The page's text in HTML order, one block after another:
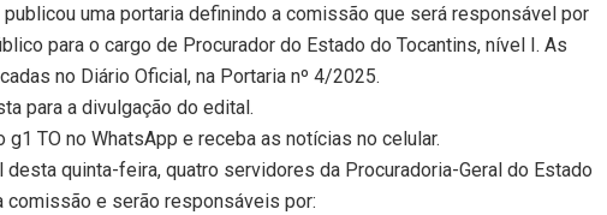
uma portaria definindo a comissão que será responsável por
para o cargo de Procurador do Estado do Tocantins, nível I. As
no Diário Oficial, na Portaria nº 4/2025.
para a divulgação do edital.
g1 TO no WhatsApp e receba as notícias no celular.
desta quinta-feira, quatro servidores da Procuradoria-Geral do Estado
comissão e serão responsáveis por: